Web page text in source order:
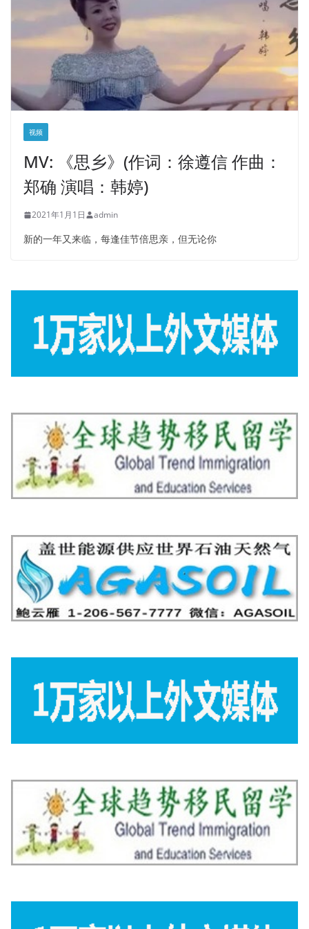
视频
MV: 《思乡》(作词：徐遵信 作曲：
郑确 演唱：韩婷)
2021年1月1日 admin
新的一年又来临，每逢佳节倍思亲，但无论你